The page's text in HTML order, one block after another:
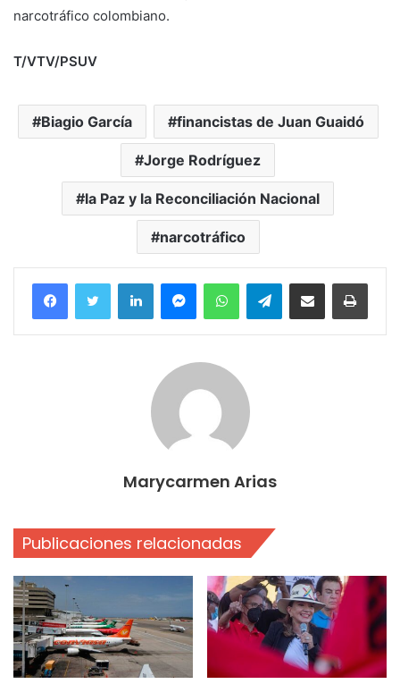
narcotráfico colombiano.
T/VTV/PSUV
Biagio García financistas de Juan Guaidó
Jorge Rodríguez
la Paz y la Reconciliación Nacional
narcotráfico
FacebookTwitter LinkedInMessengerWhatsAppTelegramCompartir por correo electrónico
Marycarmen Arias
Publicaciones relacionadas